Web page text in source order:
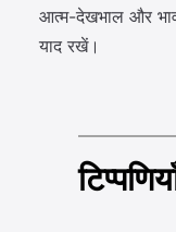
आत्म-देखभाल और
याद रखें।